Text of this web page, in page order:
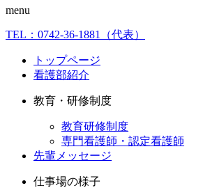
menu
TEL： 0742-36-1881 （代表）
トップページ
看護部紹介
教育・研修制度
教育研修制度
専門看護師・認定看護師
先輩メッセージ
仕事場の様子